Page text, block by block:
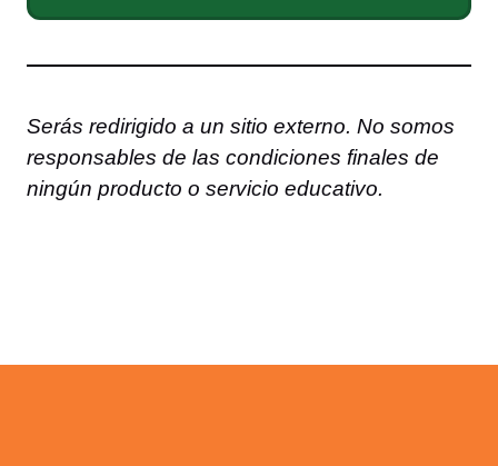
Serás redirigido a un sitio externo. No somos
responsables de las condiciones finales de
ningún producto o servicio educativo.